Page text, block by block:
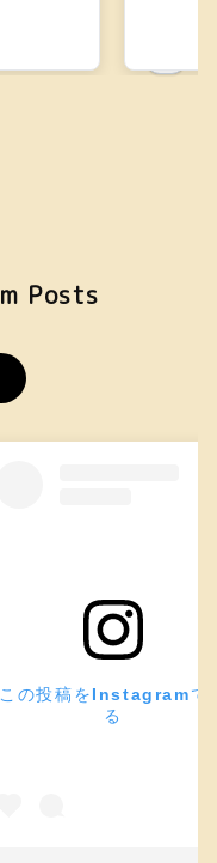
Posts
この投稿をInstagramで
る